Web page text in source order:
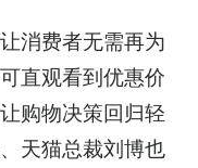
消费者无需再为
直观看到优惠价
购物决策回归轻
天猫总裁刘博也